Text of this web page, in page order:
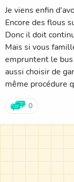
Je viens enfin
Encore des flous
Donc il doit
Mais si vous
empruntent le bus
aussi choisir de
même procédure
0